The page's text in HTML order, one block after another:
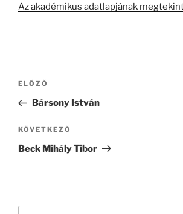
Az akadémikus adatlapjának
Bejegyzés
Korábbi
bejegyzés
ELŐZŐ
Bársony István
Következő
bejegyzés
KÖVETKEZŐ
Beck Mihály Tibor